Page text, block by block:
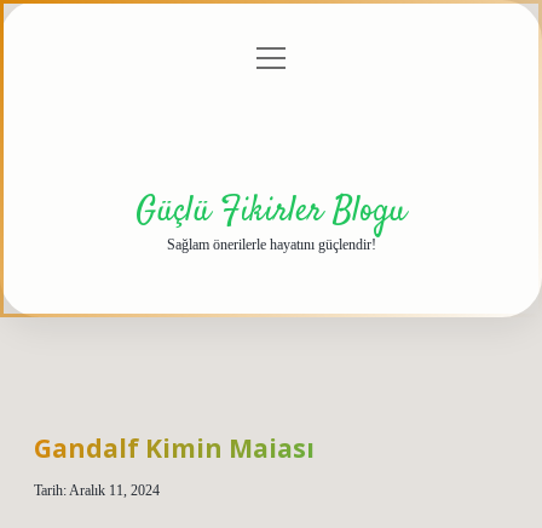
menüyü
Güçlü Fikirler Blogu
Sağlam önerilerle hayatını güçlendir!
Gandalf Kimin Maiası
Tarih: Aralık 11, 2024